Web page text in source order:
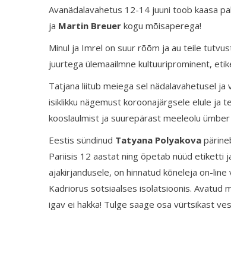
Avanädalavahetus 12-14 juuni toob kaasa
ja Martin Breuer kogu mõisaperega!
Minul ja Imrel on suur rõõm ja au teile
juurtega ülemaailmne kultuuriprominent,
Tatjana liitub meiega sel nädalavahetusel
isiklikku nägemust koroonajärgsele elule ja
kooslaulmist ja suurepärast meeleolu
Eestis sündinud Tatyana Polyakova
Pariisis 12 aastat ning õpetab nüüd etiketti
ajakirjandusele, on hinnatud kõneleja on-
Kadriorus sotsiaalses isolatsioonis. Avatud
igav ei hakka! Tulge saage osa vürtsikast